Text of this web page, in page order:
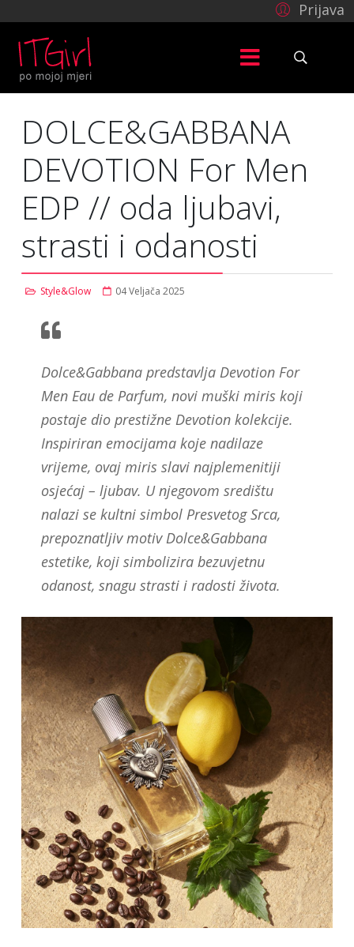
Prijava
DOLCE&GABBANA
DEVOTION For Men
EDP // oda ljubavi,
strasti i odanosti
Style&Glow 04 Veljača 2025
Dolce&Gabbana predstavlja Devotion For
Men Eau de Parfum, novi muški miris koji
postaje dio prestižne Devotion kolekcije.
Inspiriran emocijama koje nadilaze
vrijeme, ovaj miris slavi najplemenitiji
osjećaj – ljubav. U njegovom središtu
nalazi se kultni simbol Presvetog Srca,
prepoznatljiv motiv Dolce&Gabbana
estetike, koji simbolizira bezuvjetnu
odanost, snagu strasti i radosti života.